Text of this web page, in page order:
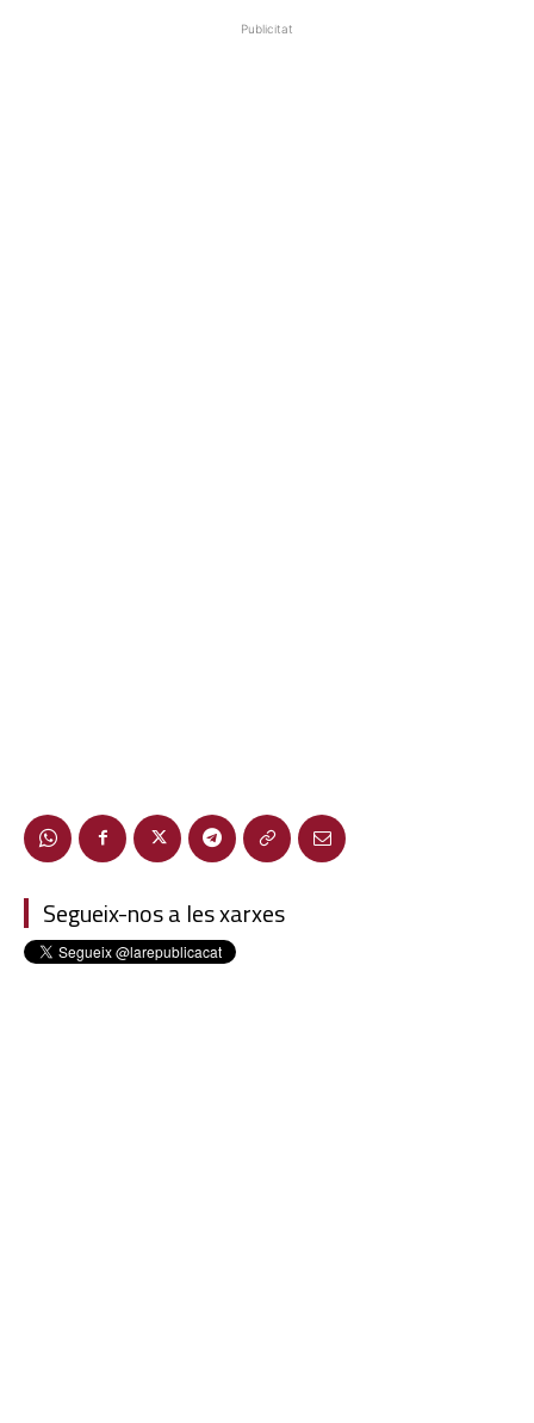
Publicitat
Segueix-nos a les xarxes